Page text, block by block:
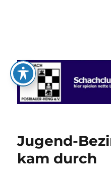
Schachclub
Jugend-
kam durch